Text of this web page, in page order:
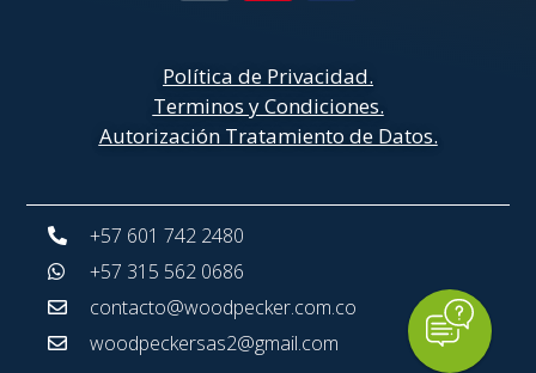
Política de Privacidad.
Terminos y Condiciones.
Autorización Tratamiento de Datos.
+57 601 742 2480
+57 315 562 0686
contacto@woodpecker.com.co
woodpeckersas2@gmail.com